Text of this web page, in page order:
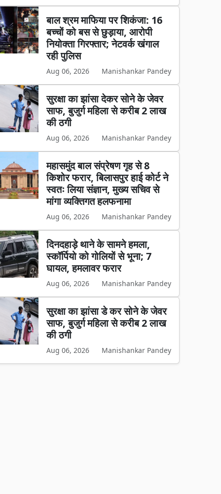
बाल श्रम माफिया पर शिकंजा: 16
बच्चों को बस से छुड़ाया, आरोपी
नियोक्ता गिरफ्तार; नेटवर्क खंगाल
रही पुलिस
Aug 06, 2026 Manishankar Pandey
सुरक्षा का झांसा देकर सोने के जेवर
साफ, बुजुर्ग महिला से करीब 2 लाख
की ठगी
Aug 06, 2026 Manishankar Pandey
महासमुंद बाल संप्रेषण गृह से 8
किशोर फरार, बिलासपुर हाई कोर्ट ने
स्वतः लिया संज्ञान, मुख्य सचिव से
मांगा व्यक्तिगत हलफनामा
Aug 06, 2026 Manishankar Pandey
दिनदहाड़े थाने के सामने हमला,
स्कॉर्पियो को गोलियों से भूना; 7
घायल, हमलावर फरार
Aug 06, 2026 Manishankar Pandey
सुरक्षा का झांसा डे कर सोने के जेवर
साफ, बुजुर्ग महिला से करीब 2 लाख
की ठगी
Aug 06, 2026 Manishankar Pandey